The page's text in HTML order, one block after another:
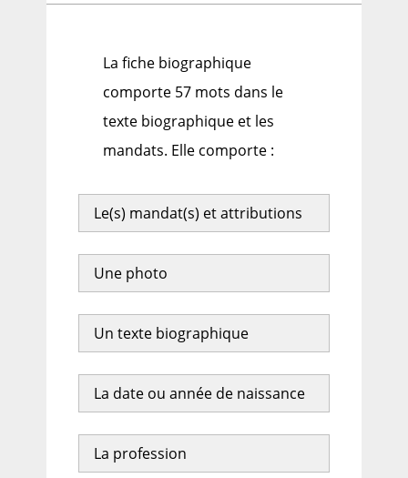
La fiche biographique
comporte 57 mots dans le
texte biographique et les
mandats. Elle comporte :
Le(s) mandat(s) et attributions
Une photo
Un texte biographique
La date ou année de naissance
La profession